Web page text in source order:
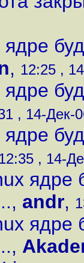
, 12:25 ,
, 14-Дек-
, 14-
ядре
, andr,
ядре
,